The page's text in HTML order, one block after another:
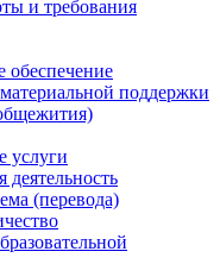
и требования
обеспечение
поддержки
услуги
деятельность
(перевода)